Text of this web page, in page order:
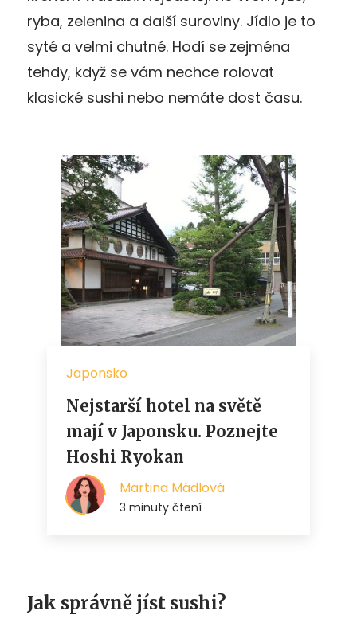
ryba, zelenina a další suroviny. Jídlo je to
syté a velmi chutné. Hodí se zejména
tehdy, když se vám nechce rolovat
klasické sushi nebo nemáte dost času.
Jak správně jíst sushi?